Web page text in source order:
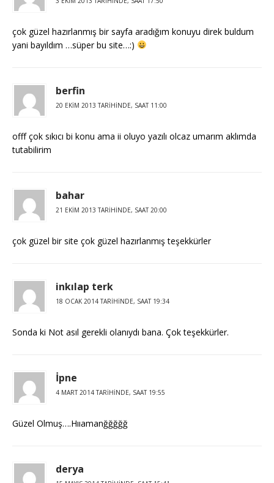
çok güzel hazırlanmış bir sayfa aradığım konuyu direk buldum
yani bayıldım …süper bu site…:)
berfin
20 EKIM 2013 TARIHINDE, SAAT 11:00
offf çok sıkıcı bi konu ama ii oluyo yazılı olcaz umarım aklımda
tutabilirim
bahar
21 EKIM 2013 TARIHINDE, SAAT 20:00
çok güzel bir site çok güzel hazırlanmış teşekkürler
inkılap terk
18 OCAK 2014 TARIHINDE, SAAT 19:34
Sonda ki Not asıl gerekli olanıydı bana. Çok teşekkürler.
İpne
4 MART 2014 TARIHINDE, SAAT 19:55
Güzel Olmuş….Hııamanğğğğğ
derya